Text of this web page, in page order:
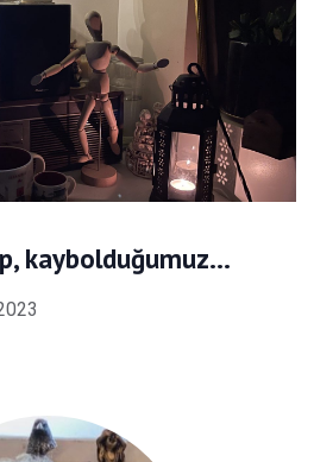
kaybolduğumuz…